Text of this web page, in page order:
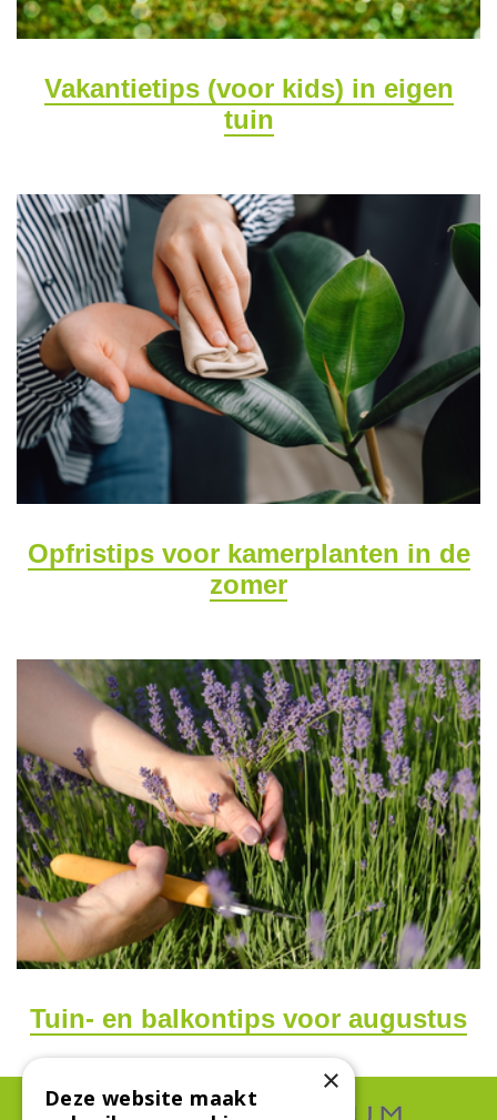
Vakantietips (voor kids) in eigen
tuin
Opfristips voor kamerplanten in de
zomer
Tuin- en balkontips voor augustus
×
Deze website maakt